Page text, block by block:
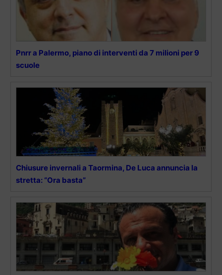
Pnrr a Palermo, piano di interventi da 7 milioni per 9
scuole
Chiusure invernali a Taormina, De Luca annuncia la
stretta: “Ora basta”